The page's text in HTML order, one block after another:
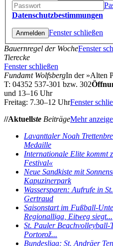
Datenschutzbestimmungen
Fenster schließen
Bauernregel der WocheFenster
Tierecke
Fenster schließen
Fundamt WolfsbergIn der »Alten
T: 04352 537-301 bzw. 302
und 13–16 Uhr
Freitag: 7.30–12 UhrFenster
//Aktuellste BeiträgeMehr
Lavanttaler Noah
Medaille
Internationale Elite kommt
Festival«
Neue Sandkiste mit
Kapuzinerpark
Wassersparen: Aufrufe in
Gertraud
Saisonstart im Fußball-
Regionalliga, Eitweg siegt...
St. Pauler Beachvolleyball-
Portorož...
Bundesliga: St. Andräer